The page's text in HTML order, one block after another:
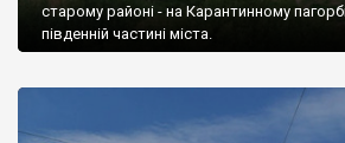
старому районі - на Карантинному
південній частині міста.